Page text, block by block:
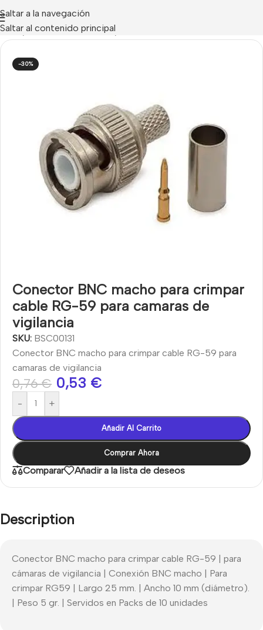
Saltar a la navegación
Saltar al contenido principal
Inicio ACCESORIOS CCTV
-30%
Conector BNC macho para crimpar
cable RG-59 para camaras de
vigilancia
SKU: BSC00131
Conector BNC macho para crimpar cable RG-59 para
camaras de vigilancia
0,76€ 0,53 €
- +
Añadir Al Carrito
Comprar Ahora
Comparar Añadir a la lista de deseos
Description
Conector BNC macho para crimpar cable RG-59 | para
cámaras de vigilancia | Conexión BNC macho | Para
crimpar RG59 | Largo 25 mm. | Ancho 10 mm (diámetro).
| Peso 5 gr. | Servidos en Packs de 10 unidades